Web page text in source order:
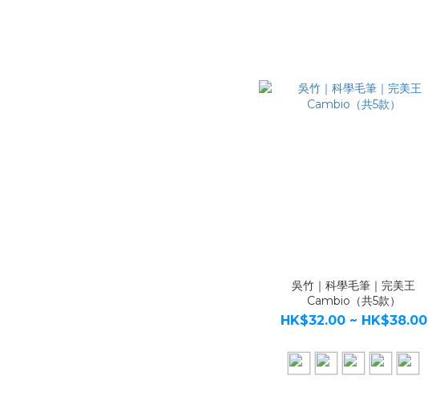
吳竹｜科學毛筆｜完美王
Cambio（共5款）
HK$32.00 ~ HK$38.00